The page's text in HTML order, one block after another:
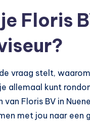
Floris
vraag stelt,
allemaal kunt
van Floris BV in
met jou naar